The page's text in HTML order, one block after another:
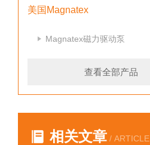
美国Magnatex
Magnatex磁力驱动泵
查看全部产品
相关文章 / ARTICLE